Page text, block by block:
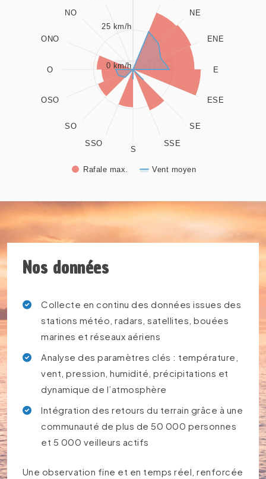
View as data table, Rose des vents
The chart has 1 X axis displaying values. Data ranges from
The chart has 1 Y axis displaying values. Data ranges from
Rafale max. Vent moyen
NE
ENE
E
ESE
SE
SSE
S
SSO
SO
OSO
O
ONO
NO
0 km/h
25 km/h
Nos données
Collecte en continu des données issues des
stations météo, radars, satellites, bouées
marines et réseaux aériens
Analyse des paramètres clés : température,
vent, pression, humidité, précipitations et
dynamique de l’atmosphère
Intégration des retours du terrain grâce à une
communauté de plus de 50 000 personnes
et 5 000 veilleurs actifs
Une observation fine et en temps réel, renforcée